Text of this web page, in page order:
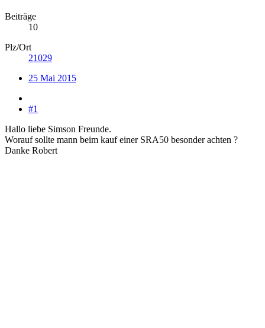
Beiträge
10
Plz/Ort
21029
25 Mai 2015
#1
Hallo liebe Simson Freunde.
Worauf sollte mann beim kauf einer SRA50 besonder achten ?
Danke Robert